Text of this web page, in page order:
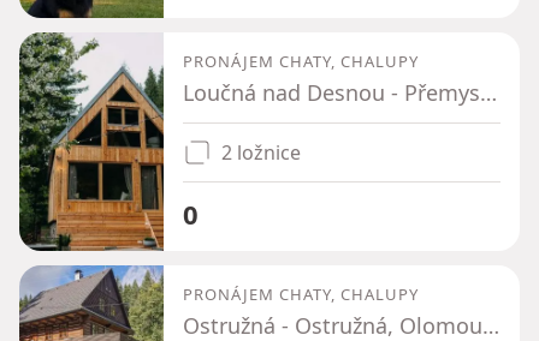
PRONÁJEM CHATY, CHALUPY
Loučná nad Desnou - Přemyslov, Olomoucký kraj
2 ložnice
0
PRONÁJEM CHATY, CHALUPY
Ostružná - Ostružná, Olomoucký kraj